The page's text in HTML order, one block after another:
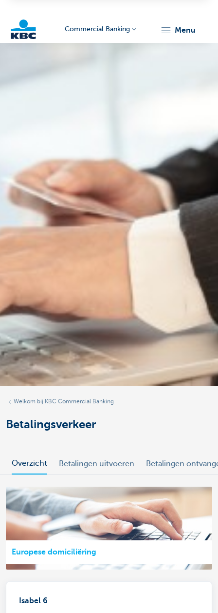
Commercial Banking menu
Welkom bij KBC Commercial Banking
Betalingsverkeer
Overzicht Betalingen uitvoeren Betalingen
Europese domiciliëring
Isabel 6